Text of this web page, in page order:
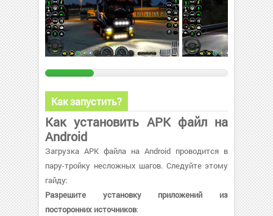
Как запустить?
Как установить APK файл на
Android
Загрузка APK файла на Android проводится в
пару-тройку несложных шагов. Следуйте этому
гайду:
Разрешите установку приложений из
посторонних источников: